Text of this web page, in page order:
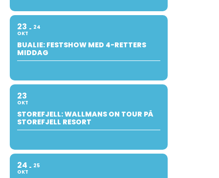
23
OKT
24
BUALIE: FESTSHOW MED 4-RETTERS
MIDDAG
23
OKT
STOREFJELL: WALLMANS ON TOUR PÅ
STOREFJELL RESORT
24
OKT
25